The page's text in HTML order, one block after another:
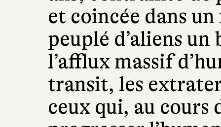
et coincée dans
peuplé d’aliens
l’afflux massif
transit, les
ceux qui, au